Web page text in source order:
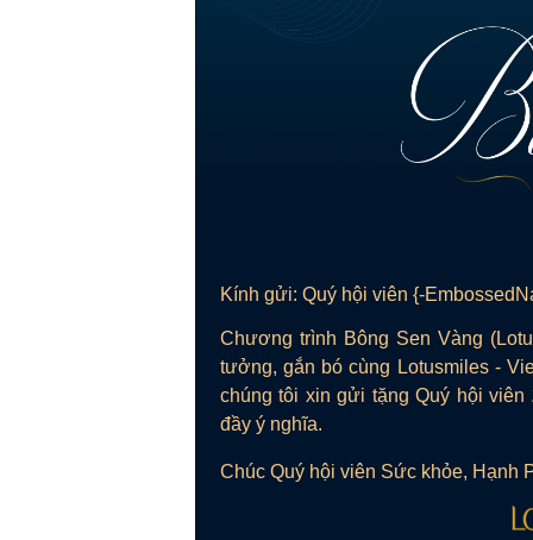
Kính gửi: Quý hội viên {-
Chương trình Bông Sen Vàng
tưởng, gắn bó cùng Lotusmiles -
chúng tôi xin gửi tặng Quý hội viên
đầy ý nghĩa.
Chúc Quý hội viên Sức khỏe, Hạnh